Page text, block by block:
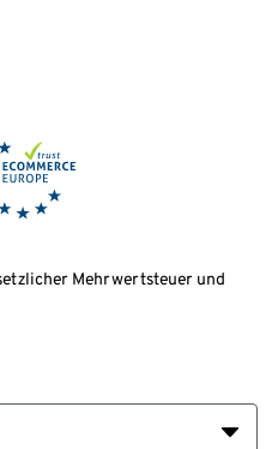
Mehrwertsteuer und